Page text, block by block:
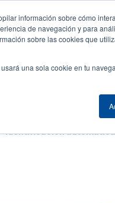
información sobre cómo
de navegación y para
sobre las cookies que
una sola cookie en tu
User
Noticias Empresa
Header
Identificación automática